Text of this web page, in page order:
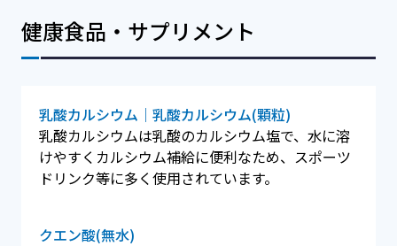
健康食品・サプリメント
乳酸カルシウム｜乳酸カルシウム(顆粒)
乳酸カルシウムは乳酸のカルシウム塩で、水に溶
けやすくカルシウム補給に便利なため、スポーツ
ドリンク等に多く使用されています。
クエン酸(無水)